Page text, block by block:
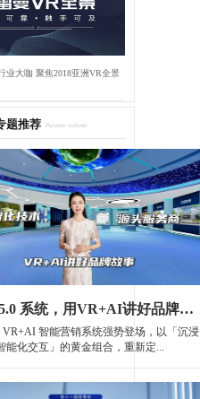
业大咖 聚焦2018亚洲VR全景
题推荐 Partner column
酷雷曼 5.0 系统，用VR+AI讲好品牌故事
VR+AI 智能营销系统强势登场，以「沉浸
能化交互」的黄金组合，重新定...